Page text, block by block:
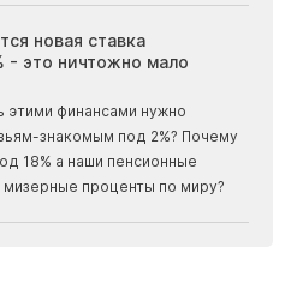
новая ставка
- это ничтожно мало
этими финансами нужно
знакомым под 2%? Почему
18% а наши пенсионные
проценты по миру?